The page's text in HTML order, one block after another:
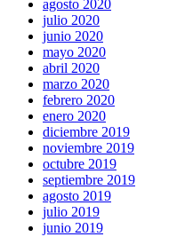
agosto 2020
julio 2020
junio 2020
mayo 2020
abril 2020
marzo 2020
febrero 2020
enero 2020
diciembre 2019
noviembre 2019
octubre 2019
septiembre 2019
agosto 2019
julio 2019
junio 2019